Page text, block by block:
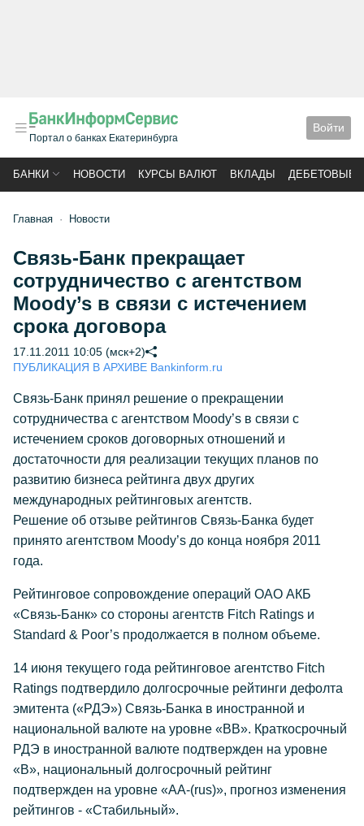
Портал о банках Екатеринбурга
Войти
БАНКИ НОВОСТИ КУРСЫ ВАЛЮТ ВКЛАДЫ ДЕБЕТОВЫЕ
Главная Новости
Связь-Банк прекращает
сотрудничество с агентством
Moody’s в связи с истечением
срока договора
17.11.2011 10:05 (мск+2)
ПУБЛИКАЦИЯ В АРХИВЕ Bankinform.ru
Связь-Банк принял решение о прекращении
сотрудничества с агентством Moody’s в связи с
истечением сроков договорных отношений и
достаточности для реализации текущих планов по
развитию бизнеса рейтинга двух других
международных рейтинговых агентств.
Решение об отзыве рейтингов Связь-Банка будет
принято агентством Moody’s до конца ноября 2011
года.
Рейтинговое сопровождение операций ОАО АКБ
«Связь-Банк» со стороны агентств Fitch Ratings и
Standard & Poor’s продолжается в полном объеме.
14 июня текущего года рейтинговое агентство Fitch
Ratings подтвердило долгосрочные рейтинги дефолта
эмитента («РДЭ») Связь-Банка в иностранной и
национальной валюте на уровне «BB». Краткосрочный
РДЭ в иностранной валюте подтвержден на уровне
«B», национальный долгосрочный рейтинг
подтвержден на уровне «AA-(rus)», прогноз изменения
рейтингов - «Стабильный».